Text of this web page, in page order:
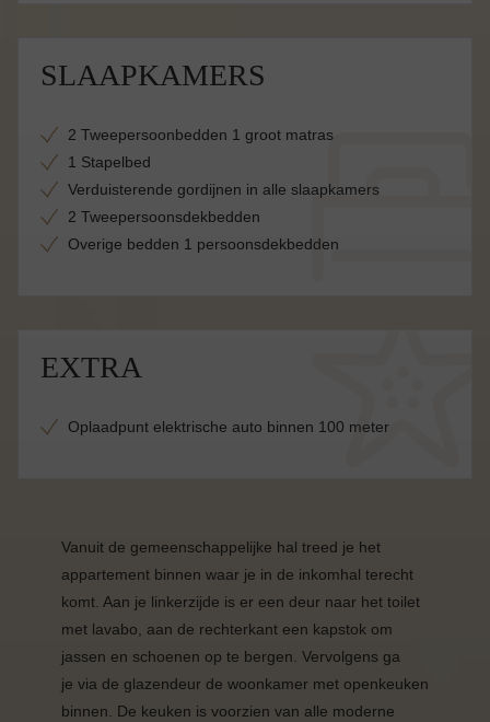
SLAAPKAMERS
2 Tweepersoonbedden 1 groot matras
1 Stapelbed
Verduisterende gordijnen in alle slaapkamers
2 Tweepersoonsdekbedden
Overige bedden 1 persoonsdekbedden
EXTRA
Oplaadpunt elektrische auto binnen 100 meter
Vanuit de gemeenschappelijke hal treed je het
appartement binnen waar je in de inkomhal terecht
komt. Aan je linkerzijde is er een deur naar het toilet
met lavabo, aan de rechterkant een kapstok om
jassen en schoenen op te bergen. Vervolgens ga
je via de glazendeur de woonkamer met openkeuken
binnen. De keuken is voorzien van alle moderne